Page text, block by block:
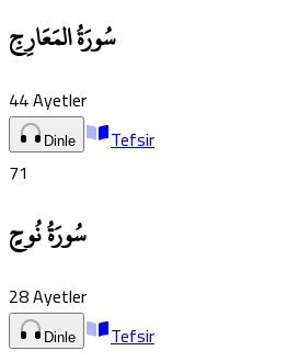
سُورَةُ المَعَارِجِ
44Ayetler
Dinle
Tefsir
71
سُورَةُ نُوحٍ
28Ayetler
Dinle
Tefsir